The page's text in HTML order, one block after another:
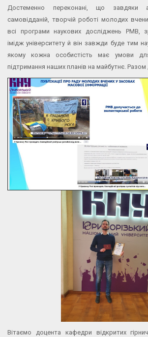
Достеменно переконані, що завдяки
самовідданій, творчій роботі молодих
всі програми наукових досліджень РМВ,
імідж університету й він завжди буде тим
якому кожна особистість має умови для
підтримання наших планів на майбутнє.
Вітаємо доцента кафедри відкритих